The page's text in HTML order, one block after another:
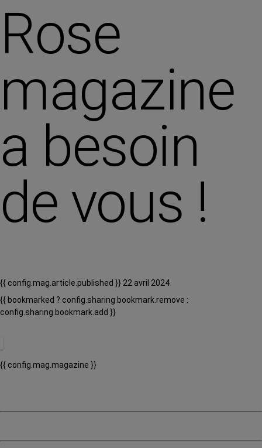
Rose
magazine
a besoin
de vous !
{{ config.mag.article.published }} 22 avril 2024
{{ bookmarked ? config.sharing.bookmark.remove :
config.sharing.bookmark.add }}
{{ config.mag.magazine }}